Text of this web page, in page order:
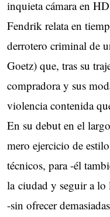
inquieta cámara en
Fendrik relata en
derrotero criminal de
Goetz) que, tras su
compradora y sus
violencia contenida
En su debut en el
mero ejercicio de
técnicos, para -él
la ciudad y seguir a lo
-sin ofrecer